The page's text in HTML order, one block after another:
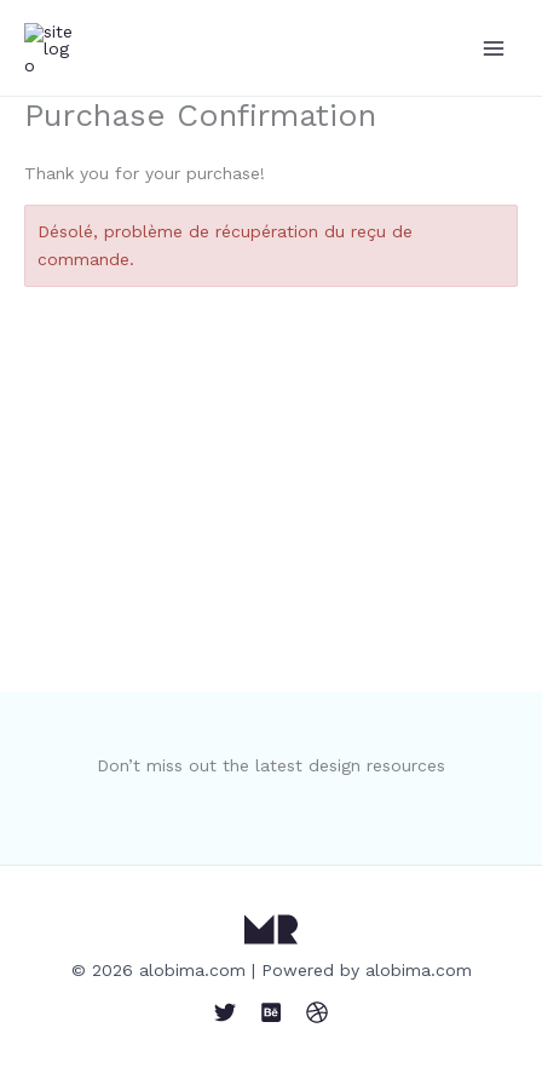
contenu
Purchase Confirmation
Thank you for your purchase!
Désolé, problème de récupération du reçu de
commande.
Don’t miss out the latest design resources
© 2026 alobima.com | Powered by alobima.com